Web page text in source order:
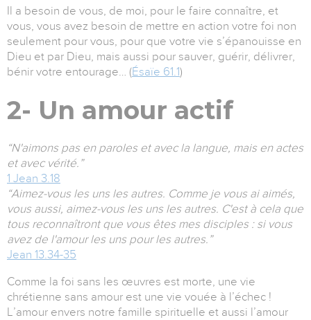
Il a besoin de vous, de moi, pour le faire connaître, et
vous, vous avez besoin de mettre en action votre foi non
seulement pour vous, pour que votre vie s’épanouisse en
Dieu et par Dieu, mais aussi pour sauver, guérir, délivrer,
bénir votre entourage… (Ésaïe 61.1)
2- Un amour actif
“N'aimons pas en paroles et avec la langue, mais en actes
et avec vérité.”
1 Jean 3.18
“Aimez-vous les uns les autres. Comme je vous ai aimés,
vous aussi, aimez-vous les uns les autres. C'est à cela que
tous reconnaîtront que vous êtes mes disciples : si vous
avez de l'amour les uns pour les autres.”
Jean 13.34-35
Comme la foi sans les œuvres est morte, une vie
chrétienne sans amour est une vie vouée à l’échec !
L’amour envers notre famille spirituelle et aussi l’amour